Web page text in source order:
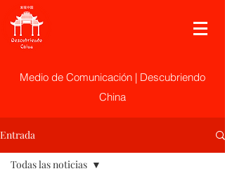
Medio de Comunicación | Descubriendo
China
Entrada
Todas las noticias